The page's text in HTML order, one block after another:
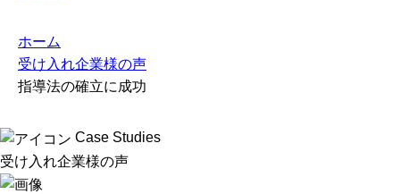
ホーム
受け入れ企業様の声
指導法の確立に成功
Case Studies
受け入れ企業様の声